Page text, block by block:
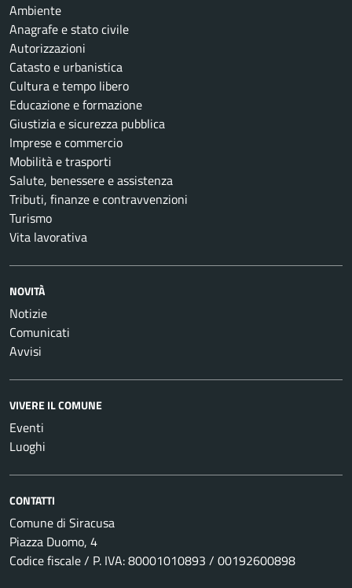
Ambiente
Anagrafe e stato civile
Autorizzazioni
Catasto e urbanistica
Cultura e tempo libero
Educazione e formazione
Giustizia e sicurezza pubblica
Imprese e commercio
Mobilità e trasporti
Salute, benessere e assistenza
Tributi, finanze e contravvenzioni
Turismo
Vita lavorativa
NOVITÀ
Notizie
Comunicati
Avvisi
VIVERE IL COMUNE
Eventi
Luoghi
CONTATTI
Comune di Siracusa
Piazza Duomo, 4
Codice fiscale / P. IVA: 80001010893 / 00192600898